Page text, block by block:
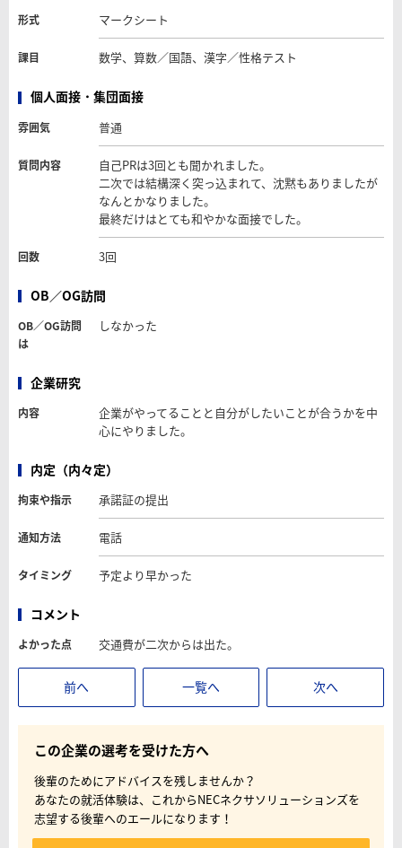
形式 マークシート
課目 数学、算数／国語、漢字／性格テスト
個人面接・集団面接
雰囲気 普通
質問内容
自己PRは3回とも聞かれました。
二次では結構深く突っ込まれて、沈黙もありましたが
なんとかなりました。
最終だけはとても和やかな面接でした。
回数 3回
OB／OG訪問
OB／OG訪問
は
しなかった
企業研究
内容
企業がやってることと自分がしたいことが合うかを中
心にやりました。
内定（内々定）
拘束や指示 承諾証の提出
通知方法 電話
タイミング 予定より早かった
コメント
よかった点 交通費が二次からは出た。
前へ 一覧へ 次へ
この企業の選考を受けた方へ
後輩のためにアドバイスを残しませんか？
あなたの就活体験は、これからNECネクサソリューションズを
志望する後輩へのエールになります！